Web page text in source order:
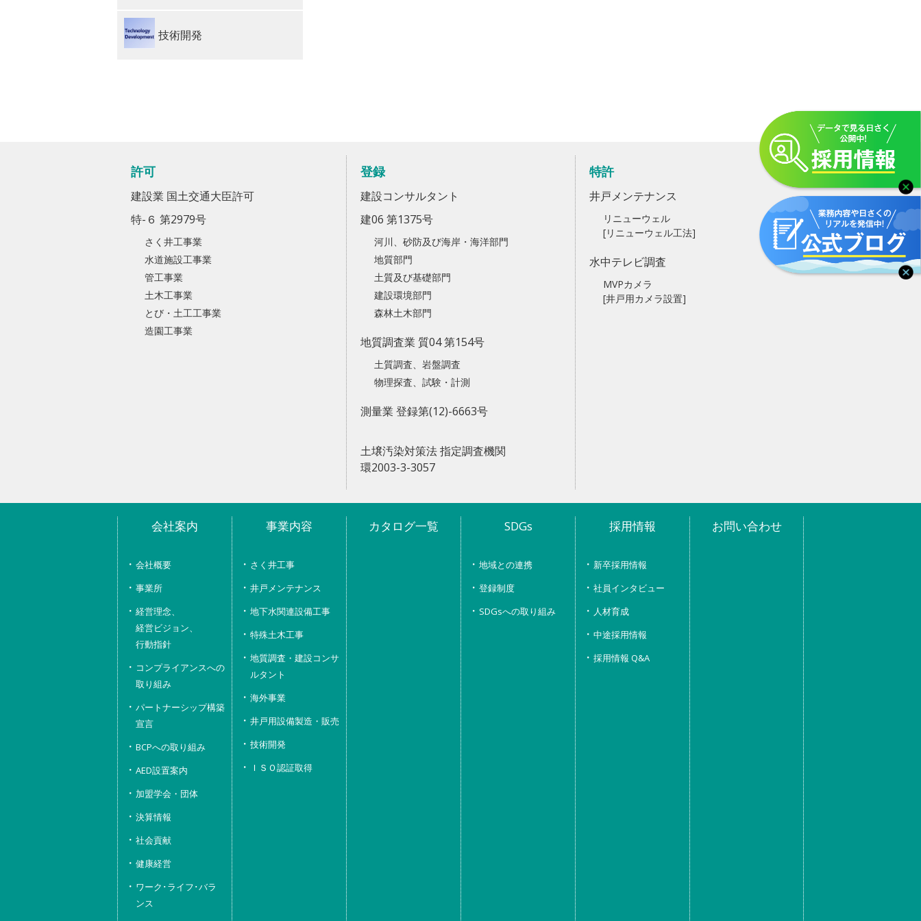
技術開発
許可
建設業 国土交通大臣許可
特-６ 第2979号
さく井工事業
水道施設工事業
管工事業
土木工事業
とび・土工工事業
造園工事業
登録
建設コンサルタント
建06 第1375号
河川、砂防及び海岸・海洋部門
地質部門
土質及び基礎部門
建設環境部門
森林土木部門
地質調査業 質04 第154号
土質調査、岩盤調査
物理探査、試験・計測
測量業 登録第(12)-6663号
土壌汚染対策法 指定調査機関
環2003-3-3057
特許
井戸メンテナンス
リニューウェル
[リニューウェル工法]
水中テレビ調査
MVPカメラ
[井戸用カメラ設置]
会社案内
会社概要
事業所
経営理念、
経営ビジョン、
行動指針
コンプライアンスへの
取り組み
パートナーシップ構築
宣言
BCPへの取り組み
AED設置案内
加盟学会・団体
決算情報
社会貢献
健康経営
ワーク･ライフ･バラ
ンス
事業内容
さく井工事
井戸メンテナンス
地下水関連設備工事
特殊土木工事
地質調査・建設コンサ
ルタント
海外事業
井戸用設備製造・販売
技術開発
ＩＳＯ認証取得
カタログ一覧 SDGs
地域との連携
登録制度
SDGsへの取り組み
採用情報
新卒採用情報
社員インタビュー
人材育成
中途採用情報
採用情報 Q&A
お問い合わせ